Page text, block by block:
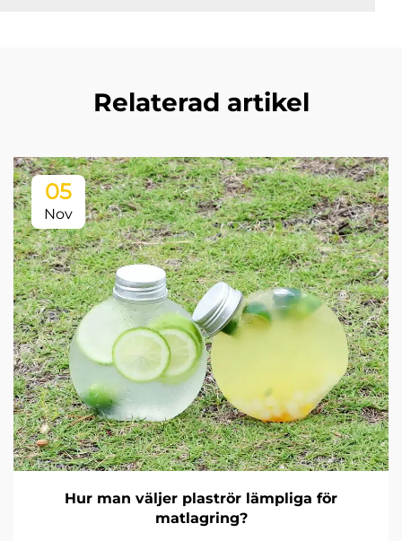
Relaterad artikel
05
Nov
Hur man väljer plaströr lämpliga för
matlagring?